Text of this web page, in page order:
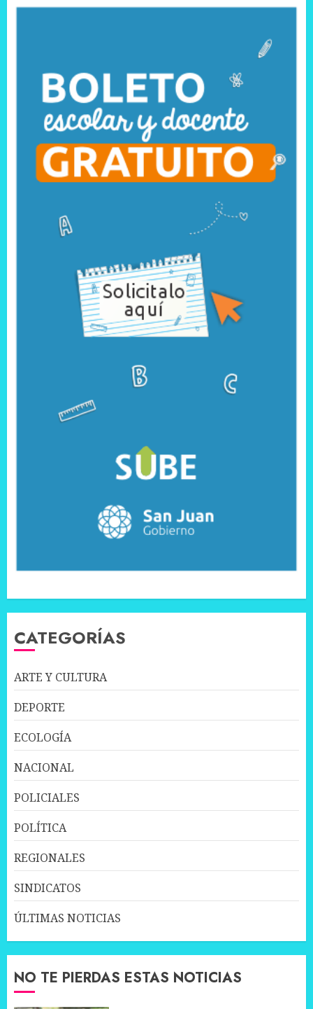
CATEGORÍAS
ARTE Y CULTURA
DEPORTE
ECOLOGÍA
NACIONAL
POLICIALES
POLÍTICA
REGIONALES
SINDICATOS
ÚLTIMAS NOTICIAS
NO TE PIERDAS ESTAS NOTICIAS